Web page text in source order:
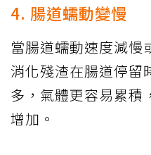
4. 腸道蠕動變慢
當腸道蠕動速度減慢
消化殘渣在腸道停留
多，氣體更容易累積
增加。